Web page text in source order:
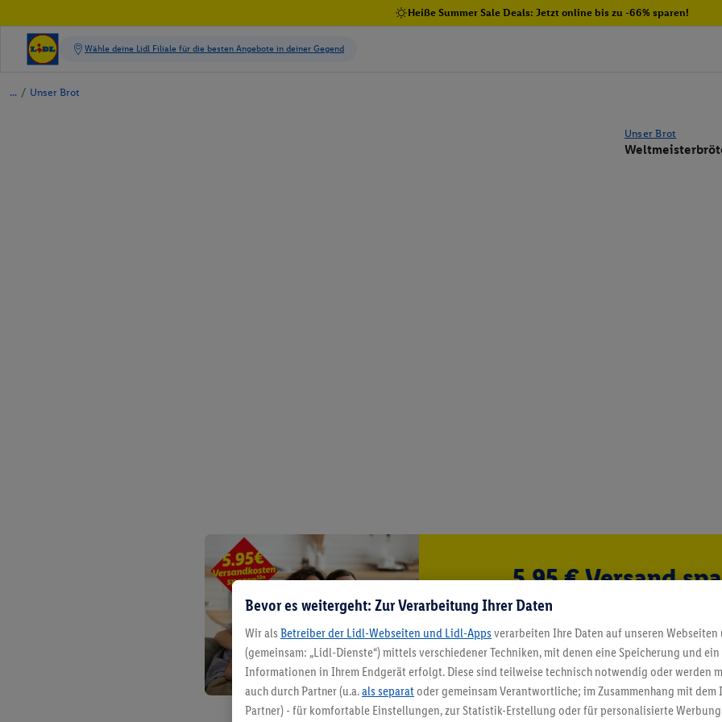
Heiße Summer Sale Deals: Jetzt online bis zu -66% sparen!
/ Unser Brot
Unser Brot
5.95 € Versand
Gutschein sichern!
Bevor es weitergeht: Zur Verarbeitung Ihrer Daten
Wir als Betreiber der Lidl-Webseiten und Lidl-Apps verarbeiten Ihre Daten auf unseren Webseiten
(gemeinsam: „Lidl-Dienste“) mittels verschiedener Techniken, mit denen eine Speicherung und
Informationen in Ihrem Endgerät erfolgt. Diese sind teilweise technisch notwendig oder werden
auch durch Partner (u.a.als separat oder gemeinsam Verantwortliche; im Zusammenhang mit dem
Partner) - für komfortable Einstellungen, zur Statistik-Erstellung oder für personalisierte